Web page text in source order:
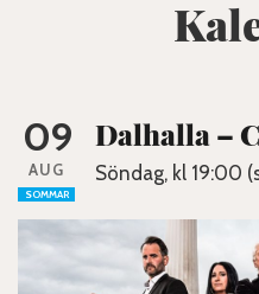
09
AUG
SOMMAR
Dalhalla –
Söndag, kl 19:00